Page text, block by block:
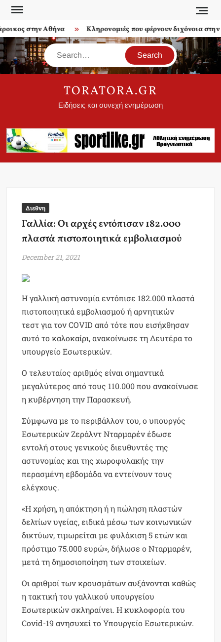
Skip
contentστην Αθήνα Κληρονομιές που φέρνουν διχόνοια στην
Search
TORATORA.GR
Ειδήσεις και συνεχή ενημέρωση
Διεθνη
Γαλλία: Οι αρχές εντόπισαν 182.000
πλαστά πιστοποιητικά εμβολιασμού
December 21, 2021
Η γαλλική αστυνομία εντόπισε 182.000 πλαστά
πιστοποιητικά εμβολιασμού ή αρνητικών
τεστ για τον COVID από τότε που εισήχθησαν
αυτό το καλοκαίρι, ανακοίνωσε τη Δευτέρα το
υπουργείο Εσωτερικών.
Ο τελευταίος αριθμός είναι σημαντικά
μεγαλύτερος από τους 110.000 που ανακοίνωσε
η κυβέρνηση την Παρασκευή.
Σύμφωνα με το περιβάλλον του, ο υπουργός
Εσωτερικών Ζεράλντ Νταρμαρέν έδωσε
εντολή στους γενικούς διευθυντές της
αστυνομίας και της χωροφυλακής την
περασμένη εβδομάδα να εντείνουν τους
ελέγχους.
«Η χρήση, η απόκτηση ή η πώληση πλαστών
δελτίων υγείας, ειδικά μέσω των κοινωνικών
δικτύων, τιμωρείται με φυλάκιση 5 ετών και
πρόστιμο 75.000 ευρώ», δήλωσε ο Νταρμαρέν,
μετά τη δημοσιοποίηση των στοιχείων.
Οι αριθμοί των κρουσμάτων αυξάνονται καθώς
η τακτική του γαλλικού υπουργείου
Εσωτερικών σκληραίνει. Η κυκλοφορία του
Covid-19 ανησυχεί το Υπουργείο Εσωτερικών.